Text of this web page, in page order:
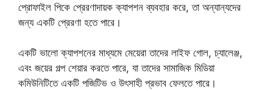
প্রোফাইল পিকে প্রেরণাদায়ক ক্যাপশন ব্যবহার করে, তা অন্যান্যদের
জন্য একটি প্রেরণা হতে পারে।
একটি ভালো ক্যাপশনের মাধ্যমে মেয়েরা তাদের লাইফ গোল, চ্যালেঞ্জ,
এবং জয়ের গল্প শেয়ার করতে পারে, যা তাদের সামাজিক মিডিয়া
কমিউনিটিতে একটি পজিটিভ ও উৎসাহী প্রভাব ফেলতে পারে।